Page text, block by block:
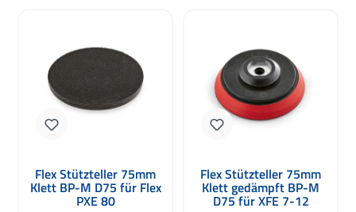
Flex Stützteller 75mm
Klett BP-M D75 für Flex
PXE 80
Flex Stützteller 75mm
Klett gedämpft BP-M
D75 für XFE 7-12